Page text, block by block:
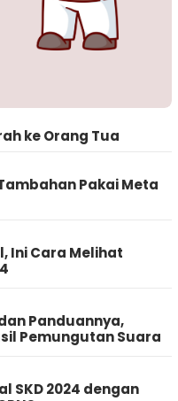
ke Orang Tua
Pakai Meta
Ini Cara Melihat
Panduannya,
Pemungutan Suara
SKD 2024 dengan